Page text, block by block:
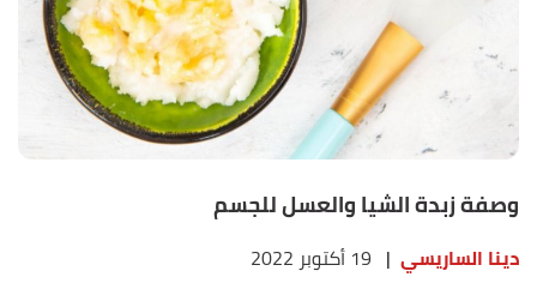
وصفة زبدة الشيا والعسل للجسم
دينا الساريسي | 19 أكتوبر 2022